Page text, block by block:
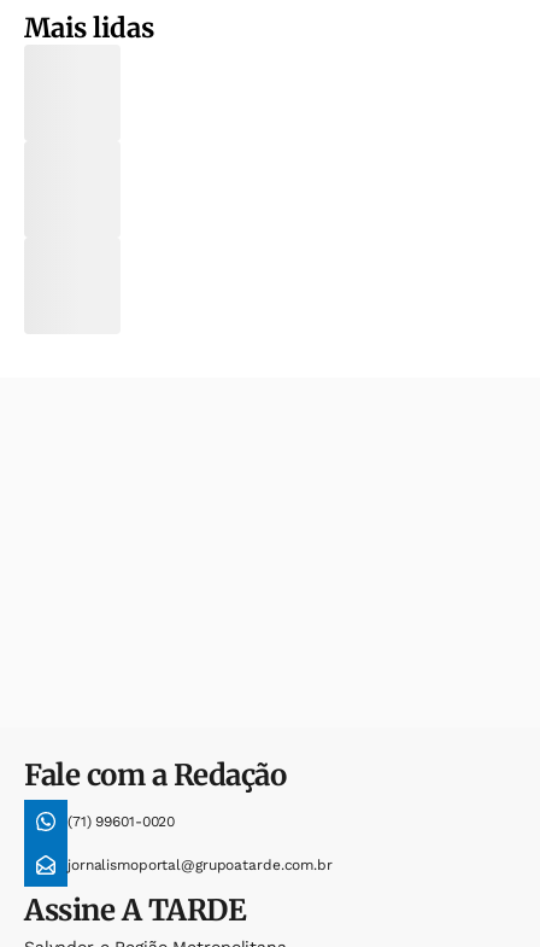
Mais lidas
Fale com a Redação
(71) 99601-0020
jornalismoportal@grupoatarde.com.br
AssineA TARDE